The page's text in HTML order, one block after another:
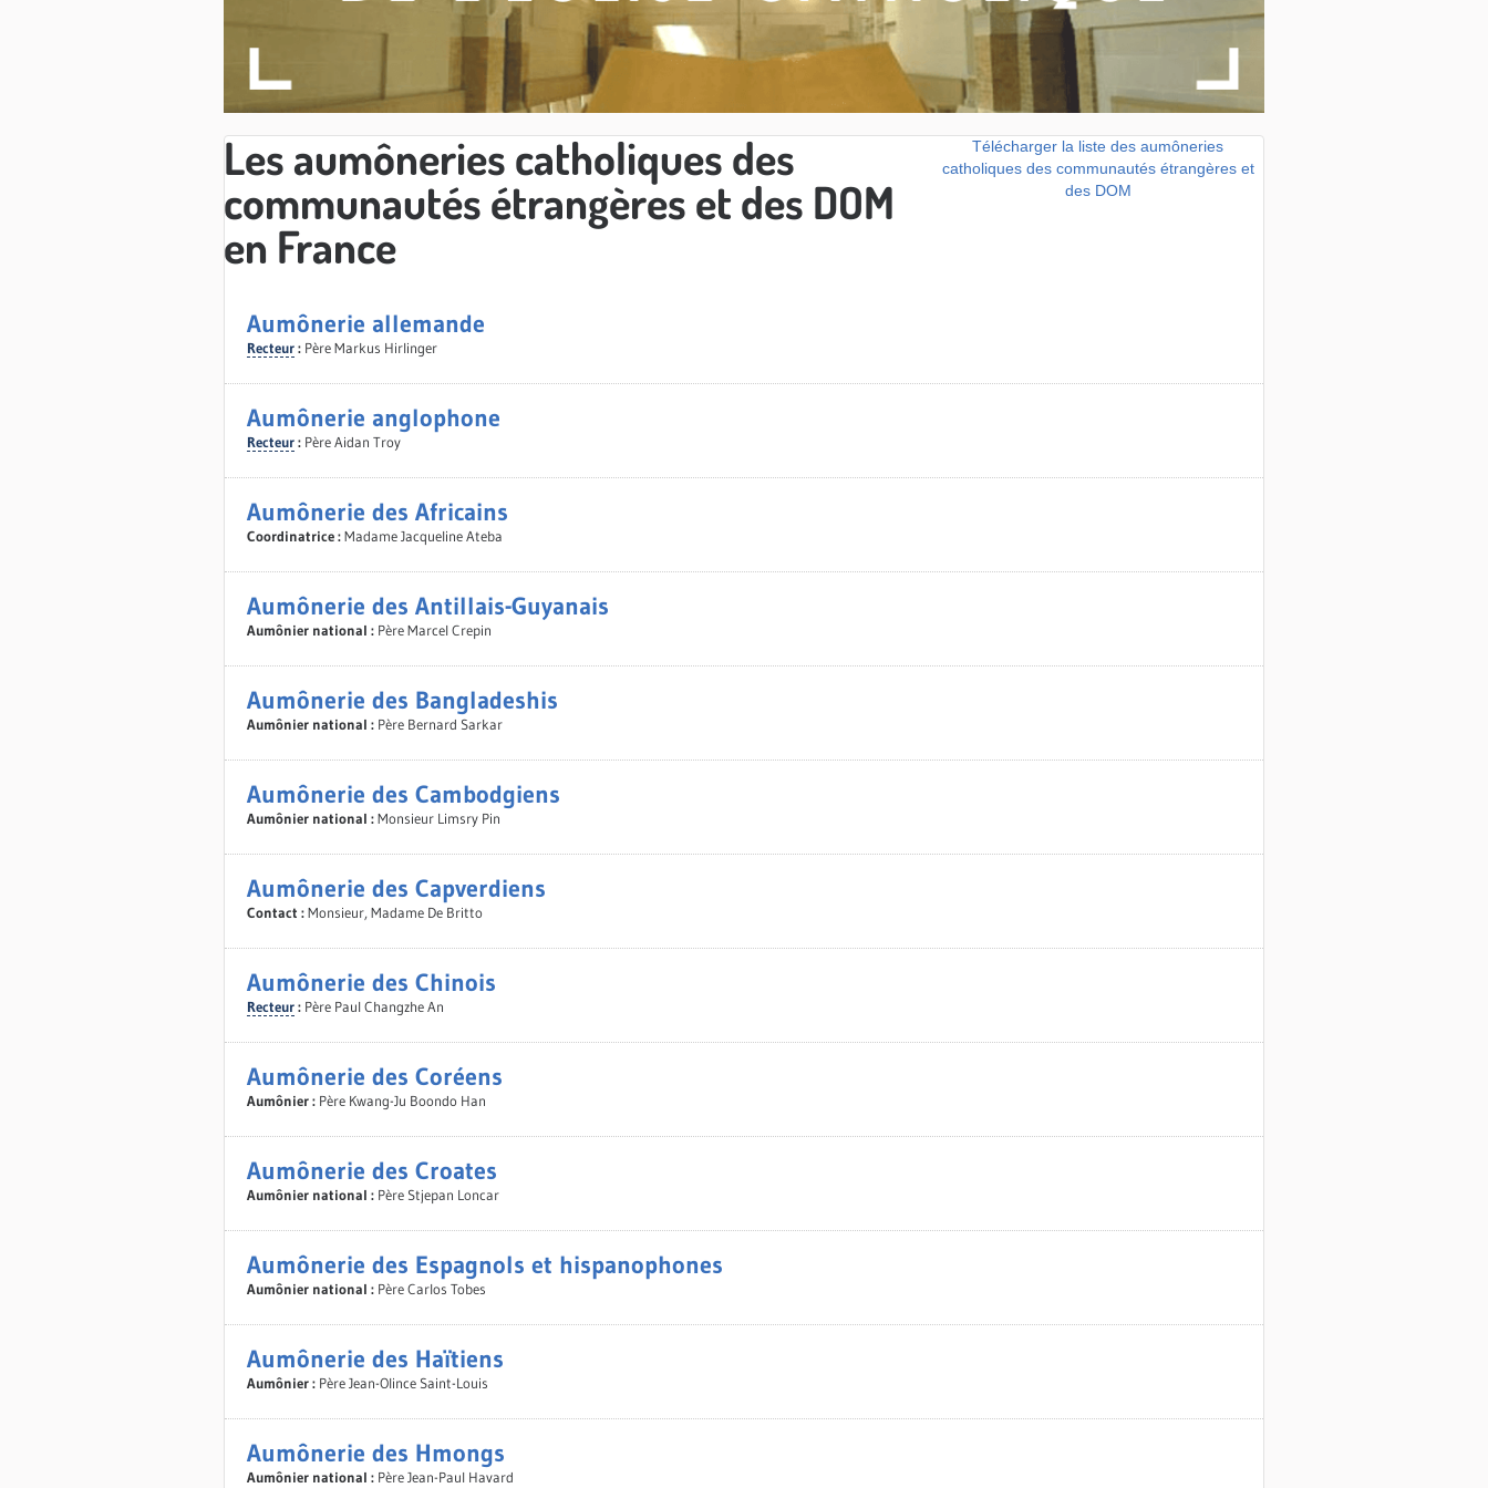
Les aumôneries catholiques des
communautés étrangères et des DOM
en France
Télécharger la liste des aumôneries
catholiques des communautés étrangères et
des DOM
Aumônerie allemande
Recteur: Père Markus Hirlinger
Aumônerie anglophone
Recteur: Père Aidan Troy
Aumônerie des Africains
Coordinatrice :Madame Jacqueline Ateba
Aumônerie des Antillais-Guyanais
Aumônier national : Père Marcel Crepin
Aumônerie des Bangladeshis
Aumônier national : Père Bernard Sarkar
Aumônerie des Cambodgiens
Aumônier national :Monsieur Limsry Pin
Aumônerie des Capverdiens
Contact :Monsieur, Madame De Britto
Aumônerie des Chinois
Recteur: Père Paul Changzhe An
Aumônerie des Coréens
Aumônier : Père Kwang-Ju Boondo Han
Aumônerie des Croates
Aumônier national : Père Stjepan Loncar
Aumônerie des Espagnols et hispanophones
Aumônier national : Père Carlos Tobes
Aumônerie des Haïtiens
Aumônier : Père Jean-Olince Saint-Louis
Aumônerie des Hmongs
Aumônier national : Père Jean-Paul Havard